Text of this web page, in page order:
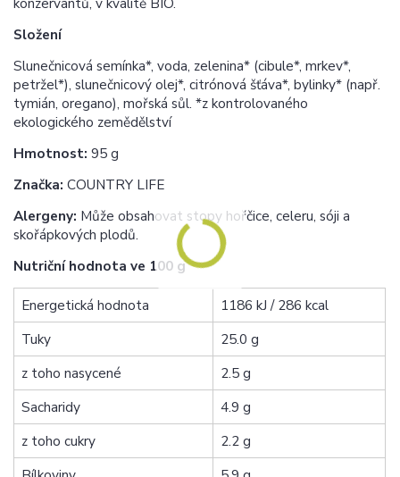
Složení
Slunečnicová semínka*, voda, zelenina* (cibule*, mrkev*,
petržel*), slunečnicový olej*, citrónová šťáva*, bylinky* (např.
tymián, oregano), mořská sůl. *z kontrolovaného
ekologického zemědělství
Hmotnost: 95 g
Značka: COUNTRY LIFE
Alergeny: Může obsahovat stopy hořčice, celeru, sóji a
skořápkových plodů.
Nutriční hodnota ve 100 g
Energetická hodnota
1186 kJ / 286 kcal
Tuky
25.0 g
z toho nasycené
2.5 g
Sacharidy
4.9 g
z toho cukry
2.2 g